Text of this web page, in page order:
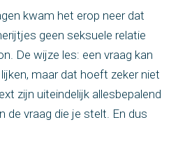
kwam het erop neer dat
geen seksuele relatie
De wijze les: een vraag kan
maar dat hoeft zeker niet
zijn uiteindelijk allesbepalend
de vraag die je stelt. En dus